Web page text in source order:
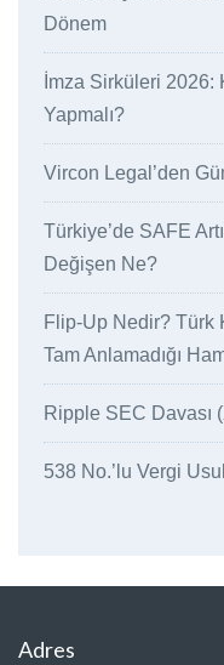
Dönem
İmza Sirküleri 2026:
Yapmalı?
Vircon Legal’den
Türkiye’de SAFE
Değişen Ne?
Flip-Up Nedir? Türk
Tam Anlamadığı
Ripple SEC Davası
538 No.’lu Vergi
Adres